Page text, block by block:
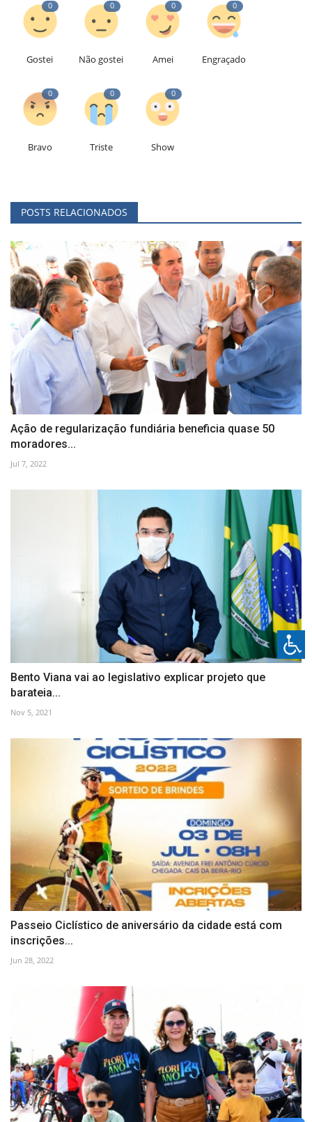
0
Gostei
0
Não gostei
0
Amei
0
Engraçado
0
Bravo
0
Triste
0
Show
POSTS RELACIONADOS
Ação de regularização fundiária beneficia quase 50
moradores...
Jul 7, 2022
Bento Viana vai ao legislativo explicar projeto que
barateia...
Nov 5, 2021
Passeio Ciclístico de aniversário da cidade está com
inscrições...
Jun 28, 2022